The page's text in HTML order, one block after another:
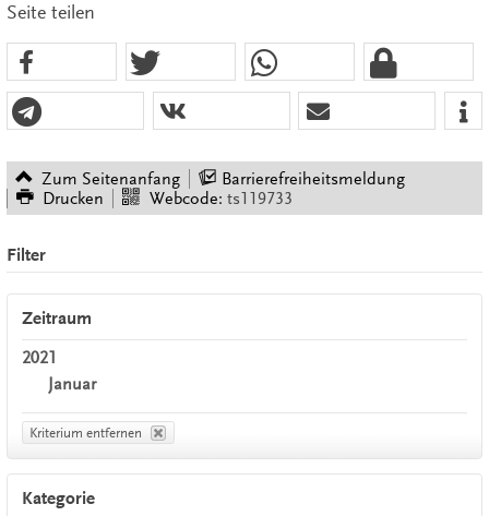
Seite teilen
Zum Seitenanfang
Barrierefreiheitsmeldung
Drucken
Webcode: ts119733
Filter
Zeitraum
2021
Januar
Kriterium entfernen
Kategorie